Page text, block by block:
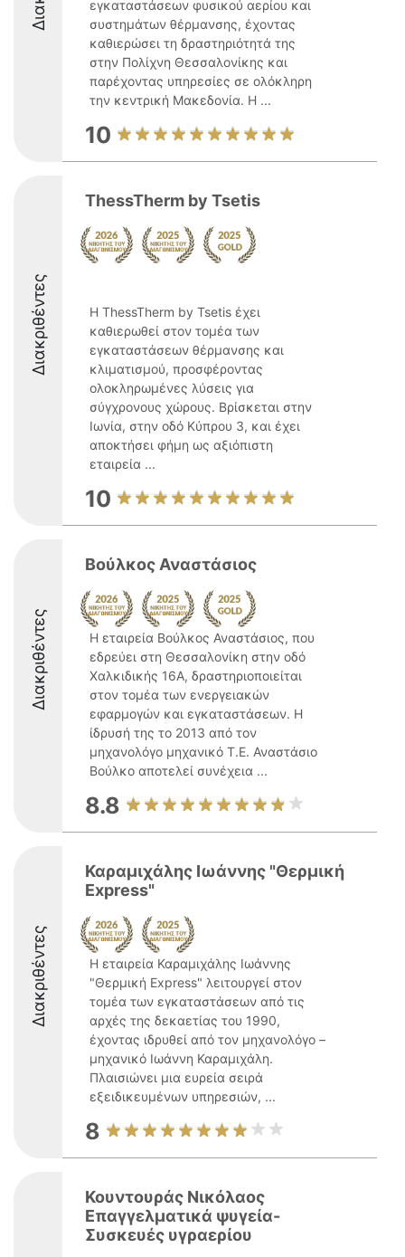
εγκαταστάσεων φυσικού αερίου και
συστημάτων θέρμανσης, έχοντας
καθιερώσει τη δραστηριότητά της
στην Πολίχνη Θεσσαλονίκης και
παρέχοντας υπηρεσίες σε ολόκληρη
την κεντρική Μακεδονία. Η ...
10
Διακριθέντες
ThessTherm by Tsetis
Η ThessTherm by Tsetis έχει
καθιερωθεί στον τομέα των
εγκαταστάσεων θέρμανσης και
κλιματισμού, προσφέροντας
ολοκληρωμένες λύσεις για
σύγχρονους χώρους. Βρίσκεται στην
Ιωνία, στην οδό Κύπρου 3, και έχει
αποκτήσει φήμη ως αξιόπιστη
εταιρεία ...
10
Διακριθέντες
Βούλκος Αναστάσιος
Η εταιρεία Βούλκος Αναστάσιος, που
εδρεύει στη Θεσσαλονίκη στην οδό
Χαλκιδικής 16Α, δραστηριοποιείται
στον τομέα των ενεργειακών
εφαρμογών και εγκαταστάσεων. Η
ίδρυσή της το 2013 από τον
μηχανολόγο μηχανικό Τ.Ε. Αναστάσιο
Βούλκο αποτελεί συνέχεια ...
8.8
Διακριθέντες
Καραμιχάλης Ιωάννης "Θερμική
Express"
Η εταιρεία Καραμιχάλης Ιωάννης
"Θερμική Express" λειτουργεί στον
τομέα των εγκαταστάσεων από τις
αρχές της δεκαετίας του 1990,
έχοντας ιδρυθεί από τον μηχανολόγο –
μηχανικό Ιωάννη Καραμιχάλη.
Πλαισιώνει μια ευρεία σειρά
εξειδικευμένων υπηρεσιών, ...
8
Κουντουράς Νικόλαος
Επαγγελματικά ψυγεία-
Συσκευές υγραερίου